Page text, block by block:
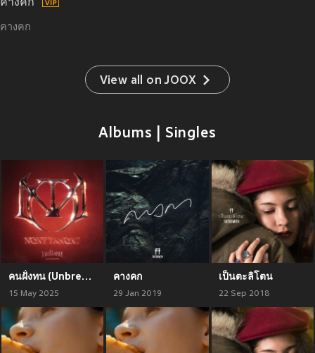
คางคก
คางคก
View all on JOOX
Albums | Singles
คนฝั่งทน (Unbreakable)
15 May 2025
คางคก
29 Jan 2019
เป็นตะลิโตน
22 Sep 2018